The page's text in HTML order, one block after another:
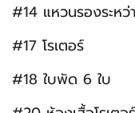
#14 แหวนรองระห
#17 โรเตอร์
#18 ใบพัด 6 ใบ